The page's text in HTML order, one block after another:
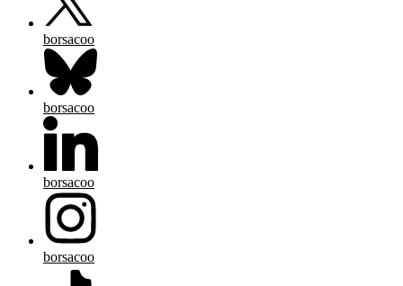
borsacoo
borsacoo
borsacoo
borsacoo